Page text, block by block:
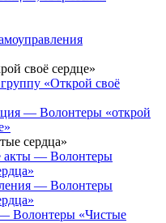
своё сердце»
«Открой своё
— Волонтеры «открой
сердца»
акты — Волонтеры
— Волонтеры
Волонтеры «Чистые